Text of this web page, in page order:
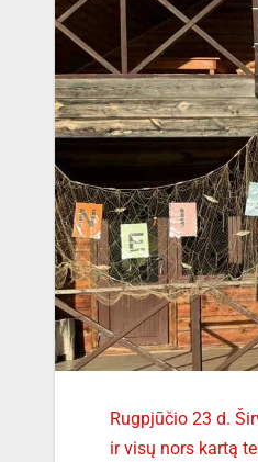
Rugpjūčio 23 d.
ir visų nors kartą